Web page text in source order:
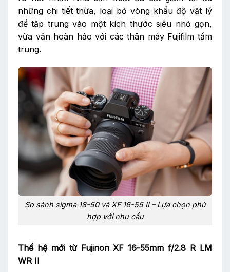
những chi tiết thừa, loại bỏ vòng khẩu độ vật lý
để tập trung vào một kích thước siêu nhỏ gọn,
vừa vặn hoàn hảo với các thân máy Fujifilm tầm
trung.
So sánh sigma 18-50 và XF 16-55 II – Lựa chọn phù
hợp với nhu cầu
Thế hệ mới từ Fujinon XF 16-55mm f/2.8 R LM
WR II